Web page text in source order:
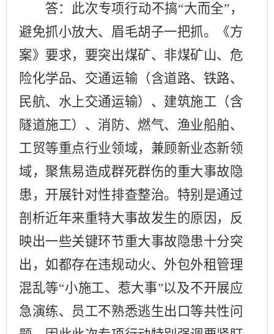
答：此次专项行动不搞“大而全”，
避免抓小放大、眉毛胡子一把抓。《方
案》要求，要突出煤矿、非煤矿山、危
险化学品、交通运输（含道路、铁路、
民航、水上交通运输）、建筑施工（含
隧道施工）、消防、燃气、渔业船舶、
工贸等重点行业领域，兼顾新业态新领
域，聚焦易造成群死群伤的重大事故隐
患，开展针对性排查整治。特别是通过
剖析近年来重特大事故发生的原因，反
映出一些关键环节重大事故隐患十分突
出，如都存在违规动火、外包外租管理
混乱等“小施工、惹大事”以及不开展应
急演练、员工不熟悉逃生出口等共性问